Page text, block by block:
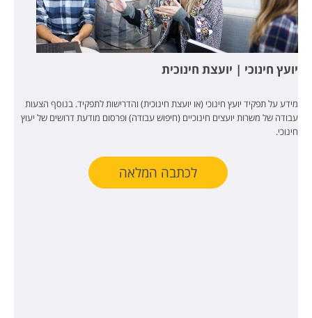
יועץ חינוכי | יועצת חינוכית
מידע על תפקיד יועץ חינוכי (או יועצת חינוכית) והדרישות לתפקיד. בנוסף הצעות
עבודה של משרות יועצים חינוכיים (חיפוש עבודה) ופרסום מודעת דרושים של יעוץ
חינוכי.
לכתבה המלאה